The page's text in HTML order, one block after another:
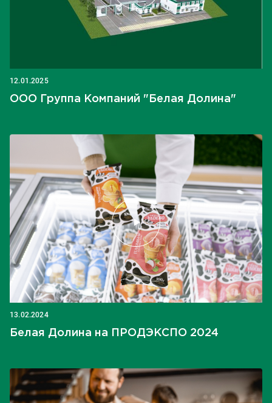
12.01.2025
ООО Группа Компаний "Белая Долина"
13.02.2024
Белая Долина на ПРОДЭКСПО 2024